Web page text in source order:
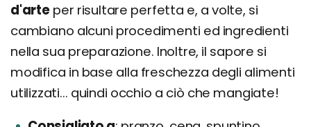
d'arteper risultare perfetta e, a volte, si
cambiano alcuni procedimenti ed ingredienti
nella sua preparazione. Inoltre, il sapore si
modifica in base alla freschezza degli alimenti
utilizzati... quindi occhio a ciò che mangiate!